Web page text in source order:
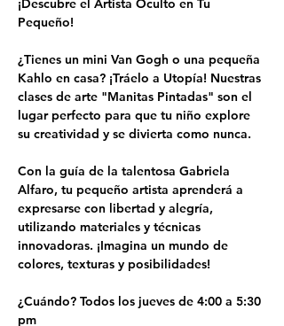
¡Descubre el Artista Oculto en Tu
Pequeño!
¿Tienes un mini Van Gogh o una pequeña
Kahlo en casa? ¡Tráelo a Utopía! Nuestras
clases de arte "Manitas Pintadas" son el
lugar perfecto para que tu niño explore
su creatividad y se divierta como nunca.
Con la guía de la talentosa Gabriela
Alfaro, tu pequeño artista aprenderá a
expresarse con libertad y alegría,
utilizando materiales y técnicas
innovadoras. ¡Imagina un mundo de
colores, texturas y posibilidades!
¿Cuándo? Todos los jueves de 4:00 a 5:30
pm